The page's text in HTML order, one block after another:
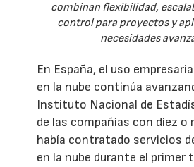
combinan flexibilidad,
control para proyectos y
necesidades
En España, el uso
en la nube continúa
Instituto Nacional de
de las compañías con diez o
había contratado servicios
en la nube durante el primer